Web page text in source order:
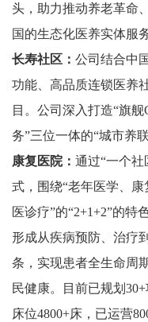
头，助⼒推动养⽼⾰命
国的⽣态化医养实体服
⻓寿社区： 公司结合中
功能、⾼品质连锁医养
⽬。公司深⼊打造“旗
务”三位⼀体的“城市养联
康复医院： 通过“⼀个
式，围绕“⽼年医学、
医诊疗”的“2+1+2”的特
形成从疾病预防、治疗
条，实现患者全⽣命周
⺠健康。⽬前已规划
床位4800+床，已运营